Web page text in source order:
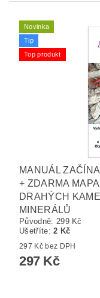
Novinka
Tip
Top produkt
MANUÁL
+ ZDARMA
DRAHÝCH
MINERÁLŮ
Původně: 299 Kč
Ušetříte:2 Kč
297 Kč bez DPH
297 Kč